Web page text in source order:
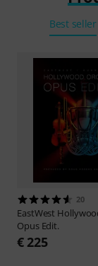
Best seller
20
EastWest
Opus Edit.
€ 225